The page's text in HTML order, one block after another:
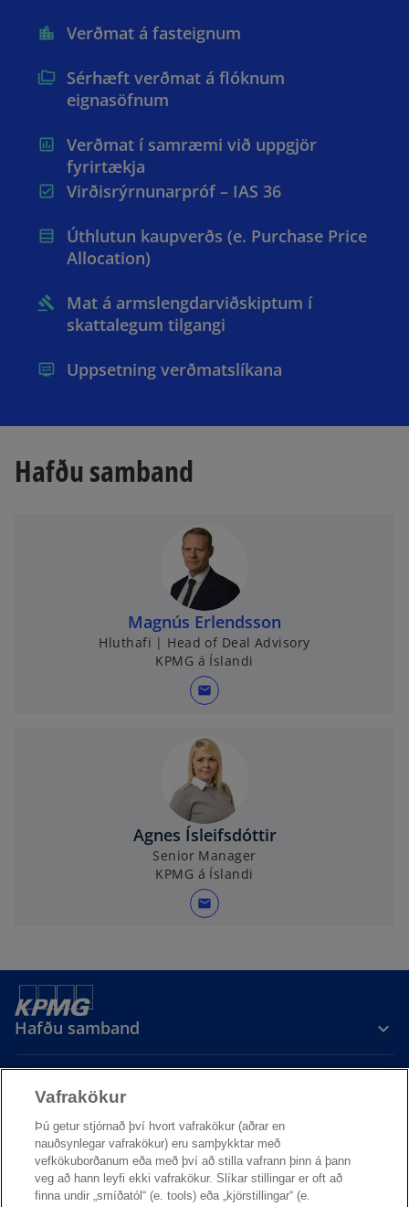
Verðmat á fasteignum
Sérhæft verðmat á flóknum
eignasöfnum
Verðmat í samræmi við uppgjör
fyrirtækja
Virðisrýrnunarpróf – IAS 36
Úthlutun kaupverðs (e. Purchase Price
Allocation)
Mat á armslengdarviðskiptum í
skattalegum tilgangi
Uppsetning verðmatslíkana
Hafðu samband
Magnús Erlendsson
Hluthafi | Head of Deal Advisory
KPMG á Íslandi
mail
Agnes Ísleifsdóttir
Senior Manager
KPMG á Íslandi
mail
Hafðu samband
KPMG á Íslandi
o
o
o
Vafrakökur
Þú getur stjórnað því hvort vafrakökur (aðrar en
nauðsynlegar vafrakökur) eru samþykktar með
vefkökuborðanum eða með því að stilla vafrann þinn á þann
veg að hann leyfi ekki vafrakökur. Slíkar stillingar er oft að
finna undir „smíðatól“ (e. tools) eða „kjörstillingar“ (e.